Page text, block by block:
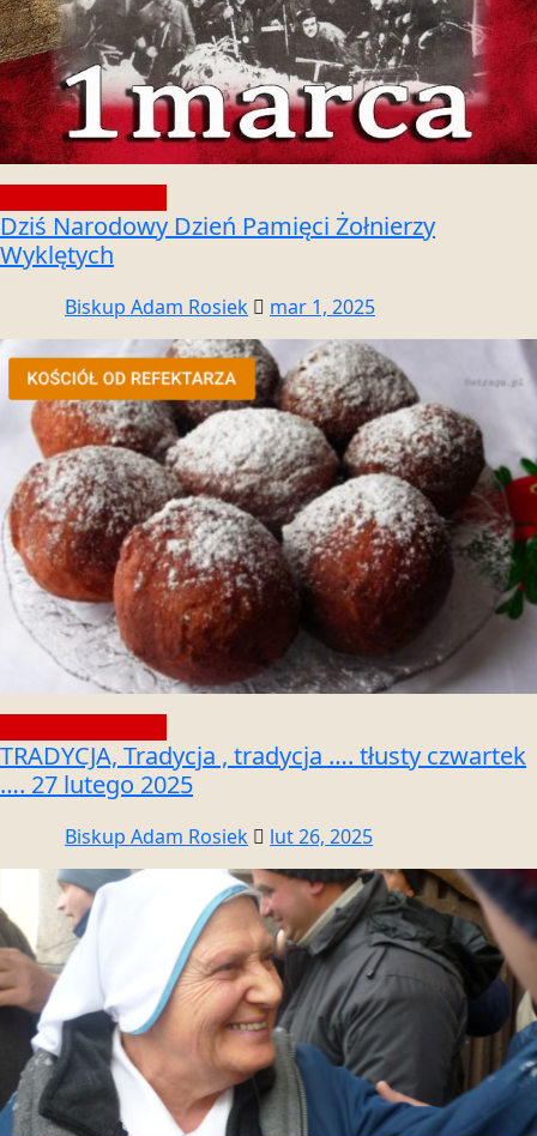
Dziś Narodowy Dzień Pamięci Żołnierzy
Wyklętych
Biskup Adam Rosiek mar 1, 2025
TRADYCJA, Tradycja , tradycja …. tłusty czwartek
…. 27 lutego 2025
Biskup Adam Rosiek lut 26, 2025